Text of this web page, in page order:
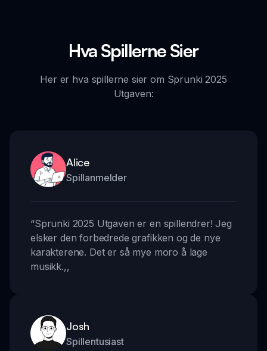
Hva Spillerne Sier
Her er hva spillerne sier om Sprunki 2025
Utgaven:
Alice
Spillanmelder
“Sprunki 2025 Utgaven er en spillendrer! Jeg
elsker den forbedrede grafikken og de nye
karakterene. Det er så mye moro å lage
musikk.,,
Josh
Spillentusiast